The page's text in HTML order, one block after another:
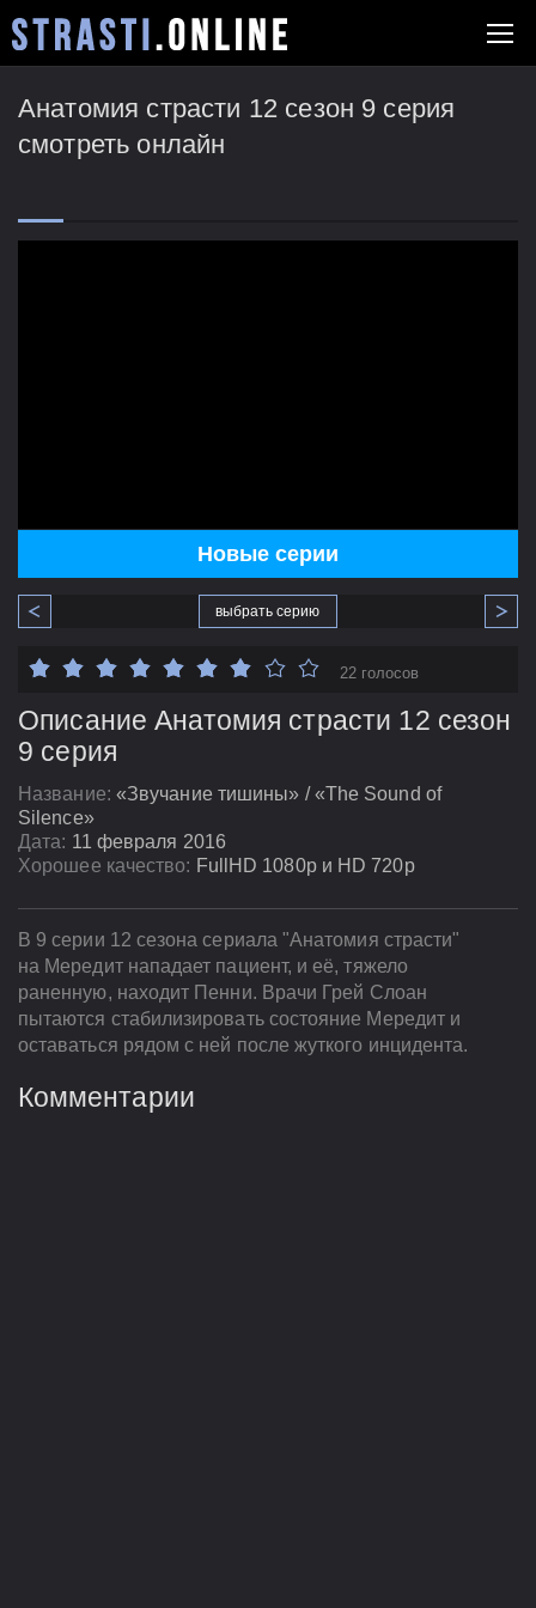
Анатомия страсти 12 сезон 9 серия
смотреть онлайн
Новые серии
выбрать серию
Описание Анатомия страсти 12 сезон
9 серия
Название: «Звучание тишины» / «The Sound of
Silence»
Дата: 11 февраля 2016
Хорошее качество: FullHD 1080p и HD 720p
22 голосов
В 9 серии 12 сезона сериала "Анатомия страсти"
на Мередит нападает пациент, и её, тяжело
раненную, находит Пенни. Врачи Грей Слоан
пытаются стабилизировать состояние Мередит и
оставаться рядом с ней после жуткого инцидента.
Комментарии